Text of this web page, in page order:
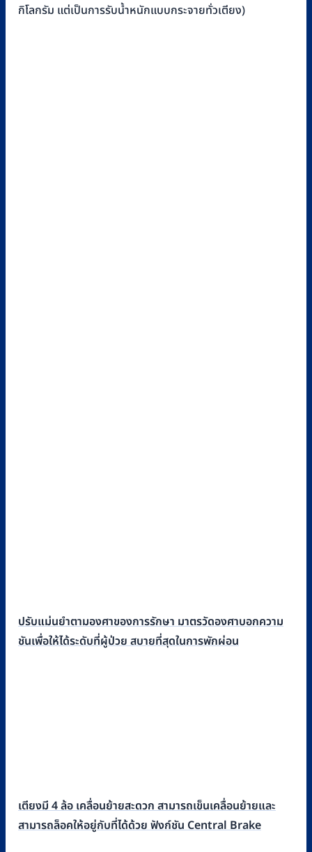
กิโลกรัม แต่เป็นการรับน้ำหนักแบบกระจายทั่วเตียง)
ปรับแม่นยำตามองศาของการรักษา มาตรวัดองศาบอกความ
ชันเพื่อให้ได้ระดับที่ผู้ป่วย สบายที่สุดในการพักผ่อน
เตียงมี 4 ล้อ เคลื่อนย้ายสะดวก สามารถเข็นเคลื่อนย้ายและ
สามารถล็อคให้อยู่กับที่ได้ด้วย ฟังก์ชัน Central Brake